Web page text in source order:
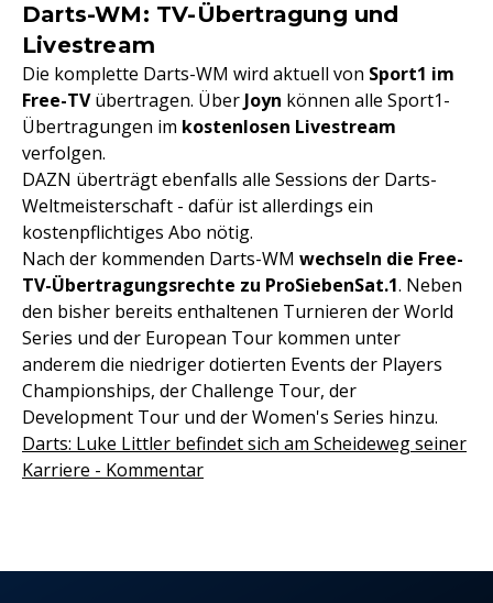
Darts-WM: TV-Übertragung und
Livestream
Die komplette Darts-WM wird aktuell von Sport1 im
Free-TVübertragen. Über Joyn können alle Sport1-
Übertragungen im kostenlosen Livestream
verfolgen.
DAZN überträgt ebenfalls alle Sessions der Darts-
Weltmeisterschaft - dafür ist allerdings ein
kostenpflichtiges Abo nötig.
Nach der kommenden Darts-WM wechseln die Free-
TV-Übertragungsrechte zu ProSiebenSat.1. Neben
den bisher bereits enthaltenen Turnieren der World
Series und der European Tour kommen unter
anderem die niedriger dotierten Events der Players
Championships, der Challenge Tour, der
Development Tour und der Women's Series hinzu.
Darts: Luke Littler befindet sich am Scheideweg seiner
Karriere - Kommentar